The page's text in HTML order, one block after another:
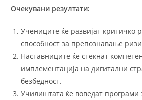
Очекувани резултати:
Учениците ќе развијат критичко
способност за препознавање
Наставниците ќе стекнат
имплементација на дигитални
безбедност.
Училиштата ќе воведат програми